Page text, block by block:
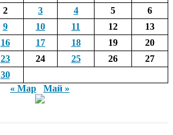
2 3 4 5
6
9 10 11 12
13
16 17 18 19
20
23 24 25 26
27
30
« Мар
Май »